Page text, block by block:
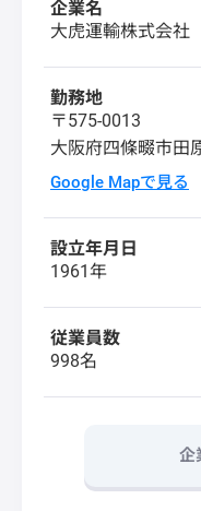
企業名
大虎運輸株式会社
勤務地
〒575-0013
大阪府四條畷市田
Google Mapで見る
設立年月日
1961年
従業員数
998名
企